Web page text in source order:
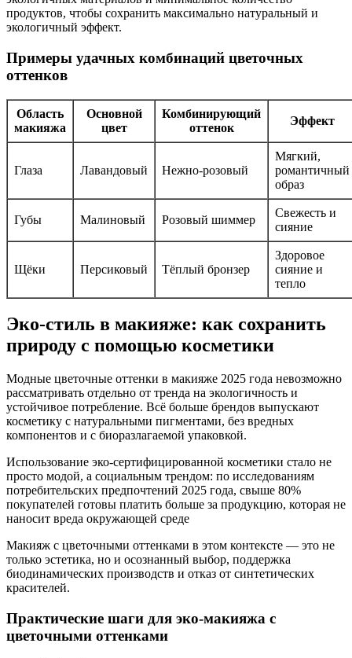
продуктов, чтобы сохранить максимально натуральный и
экологичный эффект.
Примеры удачных комбинаций цветочных
оттенков
Область
макияжа
Основной
цвет
Комбинирующий
оттенок
Эффект
Глаза Лавандовый Нежно-розовый
Мягкий,
романтичный
образ
Губы Малиновый Розовый шиммер
Свежесть и
сияние
Щёки Персиковый Тёплый бронзер
Здоровое
сияние и
тепло
Эко-стиль в макияже: как сохранить
природу с помощью косметики
Модные цветочные оттенки в макияже 2025 года невозможно
рассматривать отдельно от тренда на экологичность и
устойчивое потребление. Всё больше брендов выпускают
косметику с натуральными пигментами, без вредных
компонентов и с биоразлагаемой упаковкой.
Использование эко-сертифицированной косметики стало не
просто модой, а социальным трендом: по исследованиям
потребительских предпочтений 2025 года, свыше 80%
покупателей готовы платить больше за продукцию, которая не
наносит вреда окружающей среде
Макияж с цветочными оттенками в этом контексте — это не
только эстетика, но и осознанный выбор, поддержка
биодинамических производств и отказ от синтетических
красителей.
Практические шаги для эко-макияжа с
цветочными оттенками